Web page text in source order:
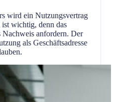
wird ein Nutzungsvertrag
ist wichtig, denn das
Nachweis anfordern. Der
als Geschäftsadresse